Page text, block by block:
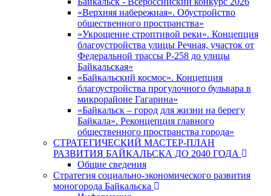
«Верхняя набережная». Обустройство
общественного пространства»
«Укрощение строптивой реки». Концепция
благоустройства улицы Речная, участок от
Федеральной трассы Р-258 до улицы
Байкальская»
«Байкальский космос». Концепция
благоустройства прогулочного бульвара в
микрорайоне Гагарина»
«Байкальск – город для жизни на берегу
Байкала». Реконцепция главного
общественного пространства города»
СТРАТЕГИЧЕСКИЙ МАСТЕР-ПЛАН
РАЗВИТИЯ БАЙКАЛЬСКА ДО 2040 ГОДА
Общие сведения
Стратегия социально-экономического развития
моногорода Байкальска